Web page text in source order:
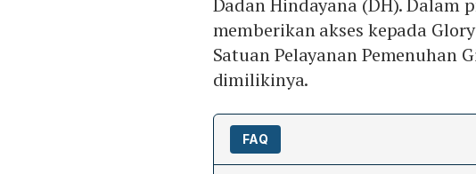
Dadan Hindayana (DH). Dalam
memberikan akses kepada
Satuan Pelayanan Pemenuhan
dimilikinya.
FAQ